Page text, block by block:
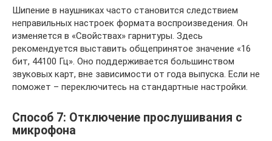
Шипение в наушниках часто становится следствием
неправильных настроек формата воспроизведения. Он
изменяется в «Свойствах» гарнитуры. Здесь
рекомендуется выставить общепринятое значение «16
бит, 44100 Гц». Оно поддерживается большинством
звуковых карт, вне зависимости от года выпуска. Если не
поможет – переключитесь на стандартные настройки.
Способ 7: Отключение прослушивания с
микрофона